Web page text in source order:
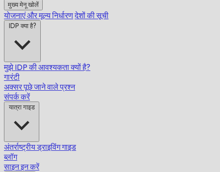
मुख्य मेनू खोलें
योजनाएं और मूल्य निर्धारणदेशों की सूची
IDP क्या है?
मुझे IDP की आवश्यकता क्यों है?
गारंटी
अक्सर पूछे जाने वाले प्रश्न
संपर्क करें
यात्रा गाइड
अंतर्राष्ट्रीय ड्राइविंग गाइड
ब्लॉग
साइन इन करें